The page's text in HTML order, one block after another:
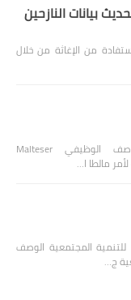
بيانات النازحين
من الإغاثة من خلال
المسمى الوظيفي: Nurse الوصف الوظيفي Malteser
المجتمعية الوصف
ج…